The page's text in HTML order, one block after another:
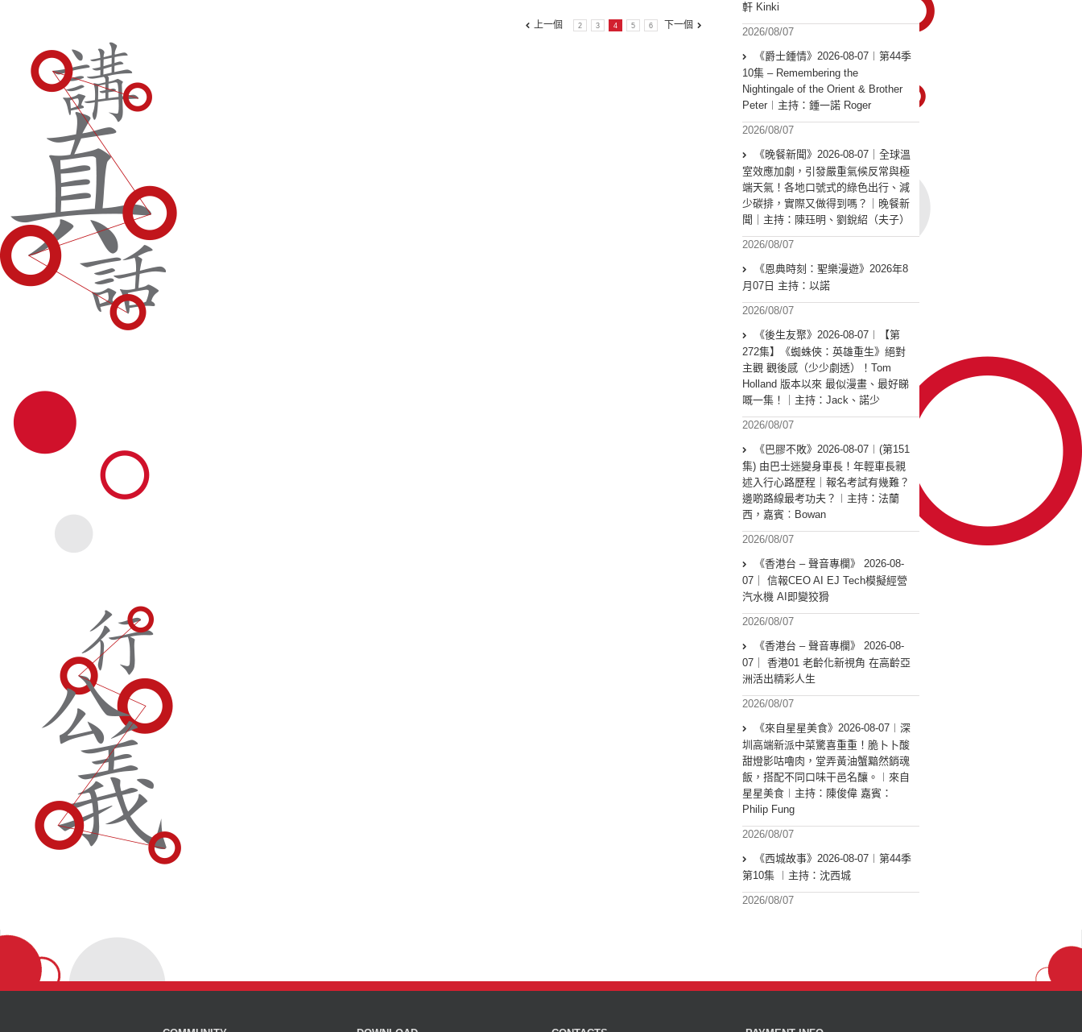
上一個 2 3 4 5 6 下一個
軒 Kinki
2026/08/07
《爵士鍾情》2026-08-07︱第44季
10集 – Remembering the
Nightingale of the Orient & Brother
Peter︱主持：鍾一諾 Roger
2026/08/07
《晚餐新聞》2026-08-07｜全球溫
室效應加劇，引發嚴重氣候反常與極
端天氣！各地口號式的綠色出行、減
少碳排，實際又做得到嗎？｜晚餐新
聞｜主持：陳珏明、劉銳紹（夫子）
2026/08/07
《恩典時刻：聖樂漫遊》2026年8
月07日 主持：以諾
2026/08/07
《後生友聚》2026-08-07︱【第
272集】《蜘蛛俠：英雄重生》絕對
主觀 觀後感（少少劇透）！Tom
Holland 版本以來 最似漫畫、最好睇
嘅一集！｜主持：Jack、諾少
2026/08/07
《巴膠不敗》2026-08-07︱(第151
集) 由巴士迷變身車長！年輕車長親
述入行心路歷程｜報名考試有幾難？
邊啲路線最考功夫？︱主持：法蘭
西，嘉賓︰Bowan
2026/08/07
《香港台 – 聲音專欄》 2026-08-
07｜ 信報CEO AI EJ Tech模擬經營
汽水機 AI即變狡猾
2026/08/07
《香港台 – 聲音專欄》 2026-08-
07｜ 香港01 老齡化新視角 在高齡亞
洲活出精彩人生
2026/08/07
《來自星星美食》2026-08-07︱深
圳高端新派中菜驚喜重重！脆卜卜酸
甜燈影咕嚕肉，堂弄黃油蟹黯然銷魂
飯，搭配不同口味干邑名釀。︱來自
星星美食︱主持：陳俊偉 嘉賓：
Philip Fung
2026/08/07
《西城故事》2026-08-07︱第44季
第10集 ︱主持：沈西城
2026/08/07